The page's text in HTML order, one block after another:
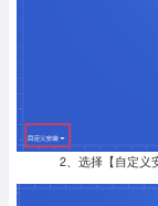
2、选择【自定义安